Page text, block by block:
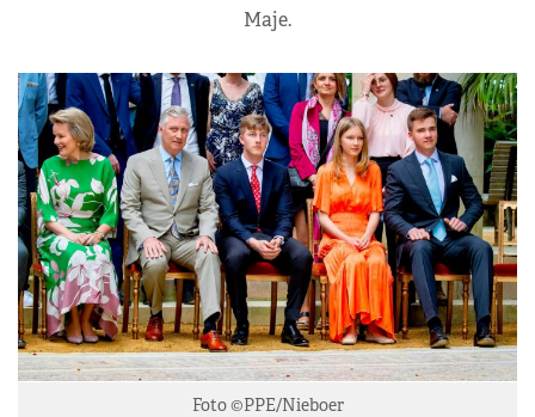
Maje.
Foto ©PPE/Nieboer